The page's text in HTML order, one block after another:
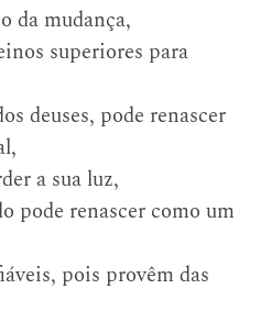
da mudança,
superiores para
deuses, pode renascer
a sua luz,
pode renascer como um
pois provêm das